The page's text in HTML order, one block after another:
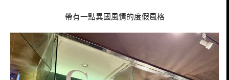
帶有一點異國風情的度假風格